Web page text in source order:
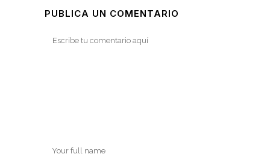
PUBLICA UN COMENTARIO